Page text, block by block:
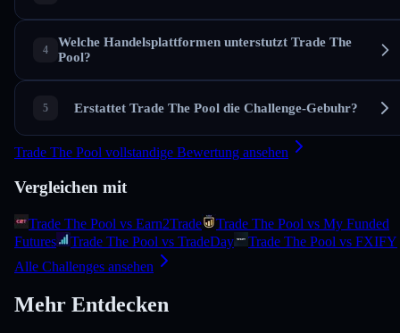
Welche Handelsplattformen unterstutzt Trade The
Pool?
Erstattet Trade The Pool die Challenge-Gebuhr?
Trade The Pool vollstandige Bewertung ansehen
Vergleichen mit
Trade The Pool vs Earn2Trade
Trade The Pool vs My Funded
Futures
Trade The Pool vs TradeDay
Trade The Pool vs FXIFY
Alle Challenges ansehen
Mehr Entdecken